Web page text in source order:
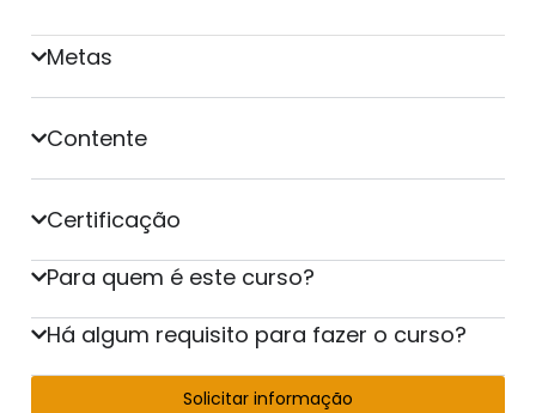
Metas
Contente
Certificação
Para quem é este curso?
Há algum requisito para fazer o curso?
Solicitar informação